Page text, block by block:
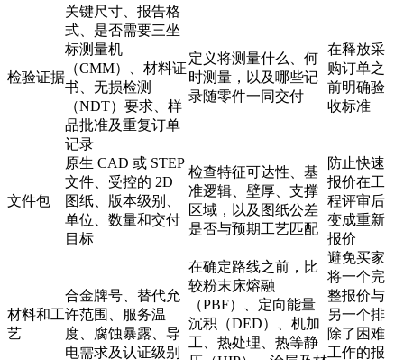
检验证据
关键尺寸、报告格
式、是否需要三坐
标测量机
（CMM）、材料证
书、无损检测
（NDT）要求、样
品批准及重复订单
记录
定义将测量什么、何
时测量，以及哪些记
录随零件一同交付
在释放采
购订单之
前明确验
收标准
文件包
原生 CAD 或 STEP
文件、受控的 2D
图纸、版本级别、
单位、数量和交付
目标
检查特征可达性、基
准逻辑、壁厚、支撑
区域，以及图纸公差
是否与预期工艺匹配
防止快速
报价在工
程评审后
变成重新
报价
材料和工
艺
合金牌号、替代允
许范围、服务温
度、腐蚀暴露、导
电需求及认证级别
在确定路线之前，比
较粉末床熔融
（PBF）、定向能量
沉积（DED）、机加
工、热处理、热等静
避免买家
将一个完
整报价与
另一个排
除了困难
工作的报